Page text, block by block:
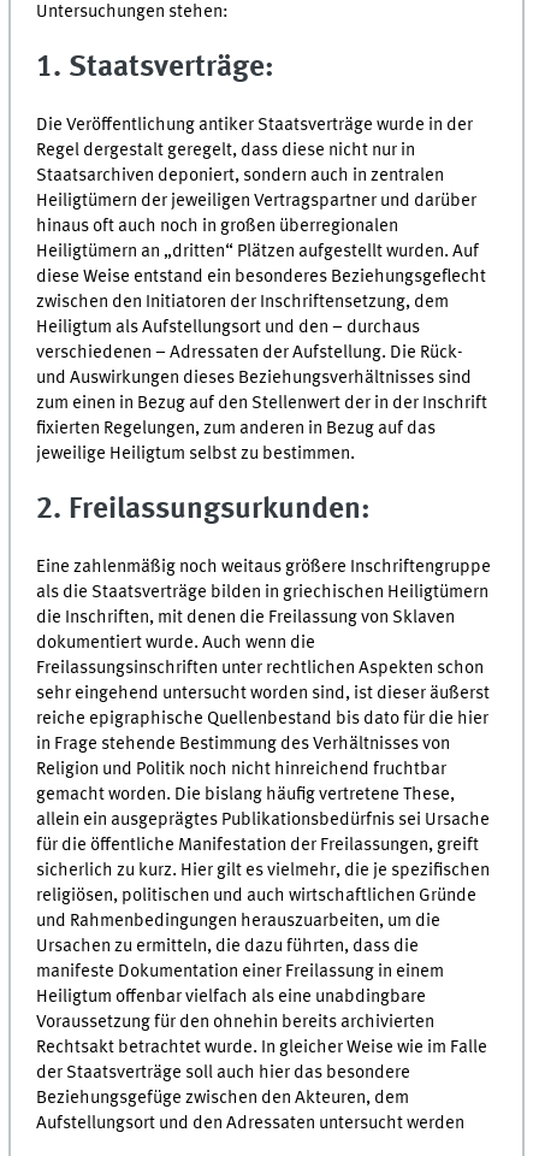
Untersuchungen stehen:
1. Staatsverträge:
Die Veröffentlichung antiker Staatsverträge wurde in der
Regel dergestalt geregelt, dass diese nicht nur in
Staatsarchiven deponiert, sondern auch in zentralen
Heiligtümern der jeweiligen Vertragspartner und darüber
hinaus oft auch noch in großen überregionalen
Heiligtümern an „dritten“ Plätzen aufgestellt wurden. Auf
diese Weise entstand ein besonderes Beziehungsgeflecht
zwischen den Initiatoren der Inschriftensetzung, dem
Heiligtum als Aufstellungsort und den – durchaus
verschiedenen – Adressaten der Aufstellung. Die Rück-
und Auswirkungen dieses Beziehungsverhältnisses sind
zum einen in Bezug auf den Stellenwert der in der Inschrift
fixierten Regelungen, zum anderen in Bezug auf das
jeweilige Heiligtum selbst zu bestimmen.
2. Freilassungsurkunden:
Eine zahlenmäßig noch weitaus größere Inschriftengruppe
als die Staatsverträge bilden in griechischen Heiligtümern
die Inschriften, mit denen die Freilassung von Sklaven
dokumentiert wurde. Auch wenn die
Freilassungsinschriften unter rechtlichen Aspekten schon
sehr eingehend untersucht worden sind, ist dieser äußerst
reiche epigraphische Quellenbestand bis dato für die hier
in Frage stehende Bestimmung des Verhältnisses von
Religion und Politik noch nicht hinreichend fruchtbar
gemacht worden. Die bislang häufig vertretene These,
allein ein ausgeprägtes Publikationsbedürfnis sei Ursache
für die öffentliche Manifestation der Freilassungen, greift
sicherlich zu kurz. Hier gilt es vielmehr, die je spezifischen
religiösen, politischen und auch wirtschaftlichen Gründe
und Rahmenbedingungen herauszuarbeiten, um die
Ursachen zu ermitteln, die dazu führten, dass die
manifeste Dokumentation einer Freilassung in einem
Heiligtum offenbar vielfach als eine unabdingbare
Voraussetzung für den ohnehin bereits archivierten
Rechtsakt betrachtet wurde. In gleicher Weise wie im Falle
der Staatsverträge soll auch hier das besondere
Beziehungsgefüge zwischen den Akteuren, dem
Aufstellungsort und den Adressaten untersucht werden